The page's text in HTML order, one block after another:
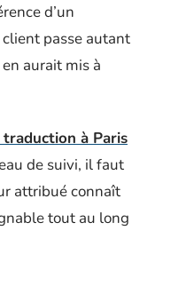
d’un
passe autant
aurait mis à
à Paris
de suivi, il faut
attribué connaît
tout au long